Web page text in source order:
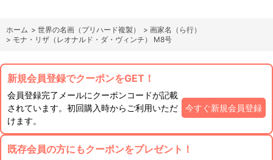
ホーム > 世界の名画（プリハード複製） > 画家名（ら行）
> モナ・リザ（レオナルド・ダ・ヴィンチ） M8号
新規会員登録でクーポンをGET！
会員登録完了メールにクーポンコードが記載
されています。初回購入時からご利用いただ
けます。
今すぐ新規会員登録
既存会員の方にもクーポンをプレゼント！